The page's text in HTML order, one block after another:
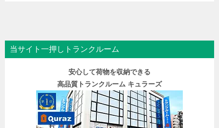
当サイト一押しトランクルーム
安心して荷物を収納できる
高品質トランクルーム キュラーズ